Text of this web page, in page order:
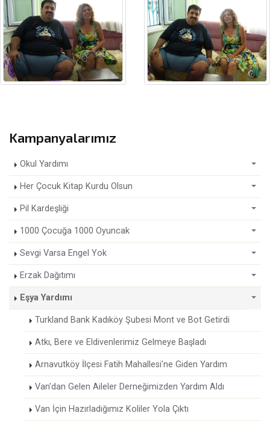
Kampanyalarımız
Okul Yardımı
Her Çocuk Kitap Kurdu Olsun
Pil Kardeşliği
1000 Çocuğa 1000 Oyuncak
Sevgi Varsa Engel Yok
Erzak Dağıtımı
Eşya Yardımı
Turkland Bank Kadıköy Şubesi Mont ve Bot Getirdi
Atkı, Bere ve Eldivenlerimiz Gelmeye Başladı
Arnavutköy İlçesi Fatih Mahallesi'ne Giden Yardım
Van'dan Gelen Aileler Derneğimizden Yardım Aldı
Van İçin Hazırladığımız Koliler Yola Çıktı